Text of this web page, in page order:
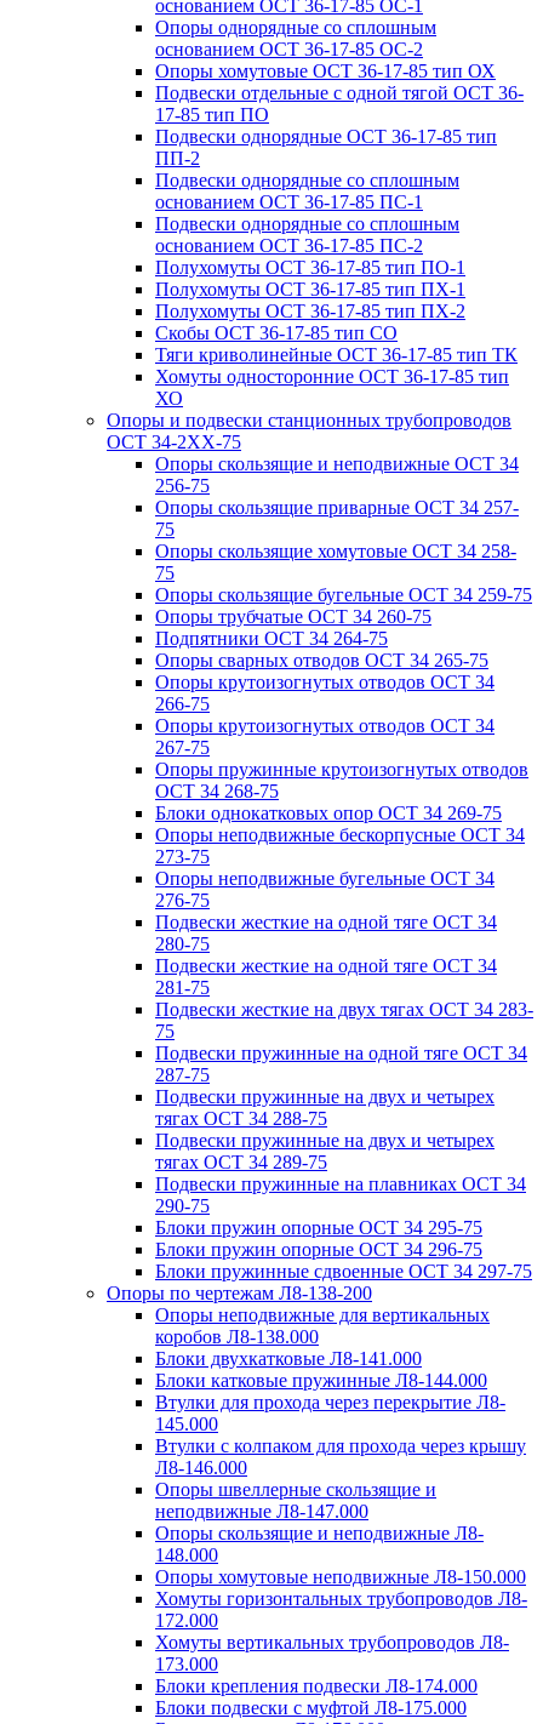
основанием ОСТ 36-17-85 ОС-1
Опоры однорядные со сплошным
основанием ОСТ 36-17-85 ОС-2
Опоры хомутовые ОСТ 36-17-85 тип ОХ
Подвески отдельные с одной тягой ОСТ 36-
17-85 тип ПО
Подвески однорядные ОСТ 36-17-85 тип
ПП-2
Подвески однорядные со сплошным
основанием ОСТ 36-17-85 ПС-1
Подвески однорядные со сплошным
основанием ОСТ 36-17-85 ПС-2
Полухомуты ОСТ 36-17-85 тип ПО-1
Полухомуты ОСТ 36-17-85 тип ПХ-1
Полухомуты ОСТ 36-17-85 тип ПХ-2
Скобы ОСТ 36-17-85 тип СО
Тяги криволинейные ОСТ 36-17-85 тип ТК
Хомуты односторонние ОСТ 36-17-85 тип
ХО
Опоры и подвески станционных трубопроводов
ОСТ 34-2XX-75
Опоры скользящие и неподвижные ОСТ 34
256-75
Опоры скользящие приварные ОСТ 34 257-
75
Опоры скользящие хомутовые ОСТ 34 258-
75
Опоры скользящие бугельные ОСТ 34 259-75
Опоры трубчатые ОСТ 34 260-75
Подпятники ОСТ 34 264-75
Опоры сварных отводов ОСТ 34 265-75
Опоры крутоизогнутых отводов ОСТ 34
266-75
Опоры крутоизогнутых отводов ОСТ 34
267-75
Опоры пружинные крутоизогнутых отводов
ОСТ 34 268-75
Блоки однокатковых опор ОСТ 34 269-75
Опоры неподвижные бескорпусные ОСТ 34
273-75
Опоры неподвижные бугельные ОСТ 34
276-75
Подвески жесткие на одной тяге ОСТ 34
280-75
Подвески жесткие на одной тяге ОСТ 34
281-75
Подвески жесткие на двух тягах ОСТ 34 283-
75
Подвески пружинные на одной тяге ОСТ 34
287-75
Подвески пружинные на двух и четырех
тягах ОСТ 34 288-75
Подвески пружинные на двух и четырех
тягах ОСТ 34 289-75
Подвески пружинные на плавниках ОСТ 34
290-75
Блоки пружин опорные ОСТ 34 295-75
Блоки пружин опорные ОСТ 34 296-75
Блоки пружинные сдвоенные ОСТ 34 297-75
Опоры по чертежам Л8-138-200
Опоры неподвижные для вертикальных
коробов Л8-138.000
Блоки двухкатковые Л8-141.000
Блоки катковые пружинные Л8-144.000
Втулки для прохода через перекрытие Л8-
145.000
Втулки с колпаком для прохода через крышу
Л8-146.000
Опоры швеллерные скользящие и
неподвижные Л8-147.000
Опоры скользящие и неподвижные Л8-
148.000
Опоры хомутовые неподвижные Л8-150.000
Хомуты горизонтальных трубопроводов Л8-
172.000
Хомуты вертикальных трубопроводов Л8-
173.000
Блоки крепления подвески Л8-174.000
Блоки подвески с муфтой Л8-175.000